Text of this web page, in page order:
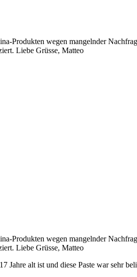
Produkten wegen mangelnder
Liebe Grüsse, Matteo
Produkten wegen mangelnder
Liebe Grüsse, Matteo
Jahre alt ist und diese Paste war sehr